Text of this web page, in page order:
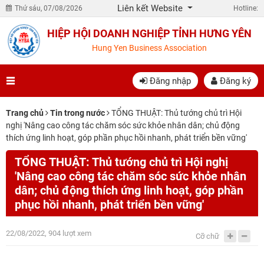
Thứ sáu, 07/08/2026 Liên kết Website Hotline:
HIỆP HỘI DOANH NGHIỆP TỈNH HƯNG YÊN
Hung Yen Business Association
Đăng nhập Đăng ký
Trang chủ Tin trong nước
TỔNG THUẬT: Thủ tướng chủ trì Hội
nghị 'Nâng cao công tác chăm sóc sức khỏe nhân dân; chủ động
thích ứng linh hoạt, góp phần phục hồi nhanh, phát triển bền vững'
TỔNG THUẬT: Thủ tướng chủ trì Hội nghị
'Nâng cao công tác chăm sóc sức khỏe nhân
dân; chủ động thích ứng linh hoạt, góp phần
phục hồi nhanh, phát triển bền vững'
22/08/2022, 904 lượt xem Cỡ chữ